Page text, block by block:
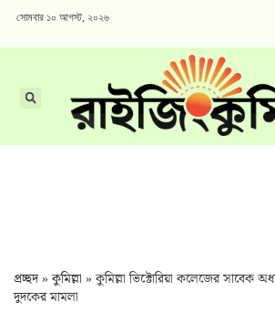
সোমবার ১০ আগস্ট, ২০২৬
প্রচ্ছদ»কুমিল্লা »কুমিল্লা ভিক্টোরিয়া কলেজের সাবেক
দুদকের মামলা